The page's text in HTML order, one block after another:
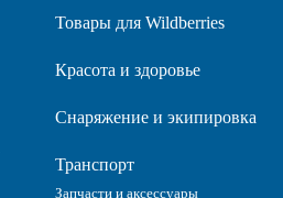
Товары для Wildberries
Красота и здоровье
Снаряжение и экипировка
Транспорт
Запчасти и аксессуары